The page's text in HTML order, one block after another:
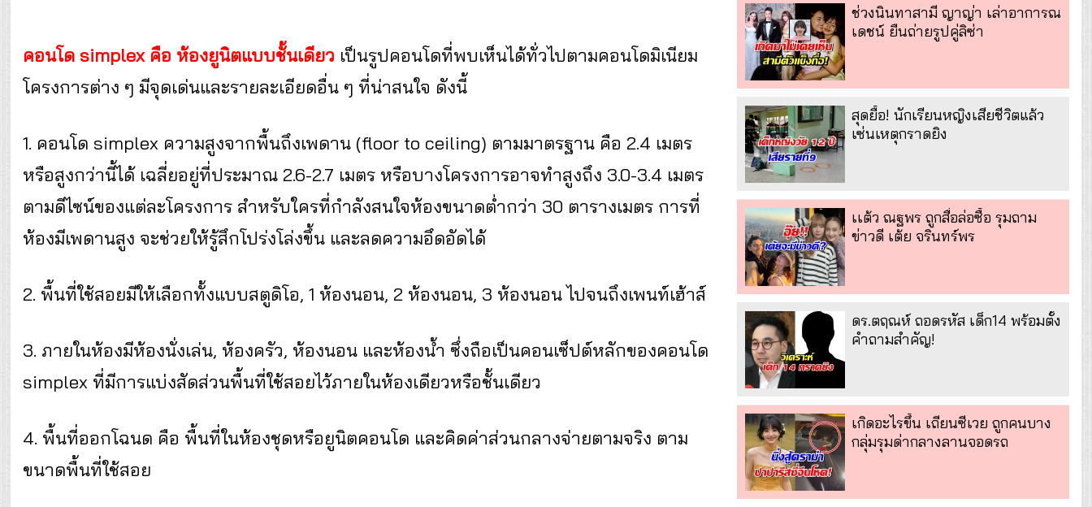
คอนโด simplex คือ ห้องยูนิตแบบชั้นเดียว เป็นรูปคอนโดที่พบเห็นได้ทั่วไปตามคอนโดมิเนียม
โครงการต่าง ๆ มีจุดเด่นและรายละเอียดอื่น ๆ ที่น่าสนใจ ดังนี้
1. คอนโด simplex ความสูงจากพื้นถึงเพดาน (floor to ceiling) ตามมาตรฐาน คือ 2.4 เมตร
หรือสูงกว่านี้ได้ เฉลี่ยอยู่ที่ประมาณ 2.6-2.7 เมตร หรือบางโครงการอาจทำสูงถึง 3.0-3.4 เมตร
ตามดีไซน์ของแต่ละโครงการ สำหรับใครที่กำลังสนใจห้องขนาดต่ำกว่า 30 ตารางเมตร การที่
ห้องมีเพดานสูง จะช่วยให้รู้สึกโปร่งโล่งขึ้น และลดความอึดอัดได้
2. พื้นที่ใช้สอยมีให้เลือกทั้งแบบสตูดิโอ, 1 ห้องนอน, 2 ห้องนอน, 3 ห้องนอน ไปจนถึงเพนท์เฮ้าส์
3. ภายในห้องมีห้องนั่งเล่น, ห้องครัว, ห้องนอน และห้องน้ำ ซึ่งถือเป็นคอนเซ็ปต์หลักของคอนโด
simplex ที่มีการแบ่งสัดส่วนพื้นที่ใช้สอยไว้ภายในห้องเดียวหรือชั้นเดียว
4. พื้นที่ออกโฉนด คือ พื้นที่ในห้องชุดหรือยูนิตคอนโด และคิดค่าส่วนกลางจ่ายตามจริง ตาม
ขนาดพื้นที่ใช้สอย
ช่วงนินทาสามี ญาญ่า เล่าอาการณ
เดชน์ ยืนถ่ายรูปคู่ลิซ่า
สุดยื้อ! นักเรียนหญิงเสียชีวิตแล้ว
เซ่นเหตุกราดยิง
เเต้ว ณฐพร ถูกสื่อล่อซื้อ รุมถาม
ข่าวดี เต้ย จรินทร์พร
ดร.ตฤณห์ ถอดรหัส เด็ก14 พร้อมตั้ง
คำถามสำคัญ!
เกิดอะไรขึ้น เถียนซีเวย ถูกคนบาง
กลุ่มรุมด่ากลางลานจอดรถ